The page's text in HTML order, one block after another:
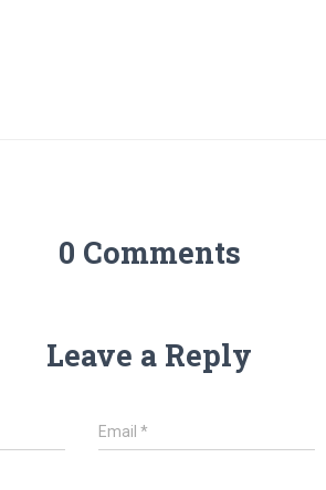
0 Comments
Leave a Reply
Email*